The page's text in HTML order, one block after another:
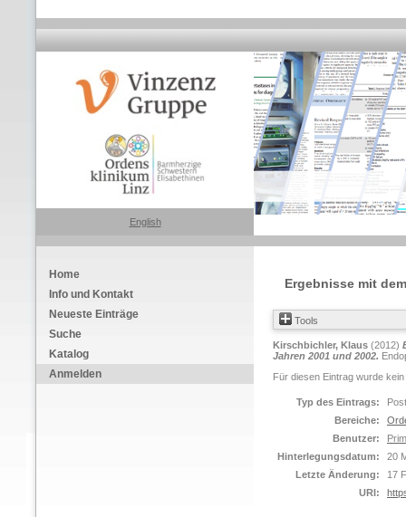
English
Home
Info und Kontakt
Neueste Einträge
Suche
Katalog
Anmelden
Ergebnisse mit
Tools
Kirschbichler, Klaus (2012)
Jahren 2001 und 2002.
Für diesen Eintrag wurde
Typ des Eintrags:
Bereiche:
Benutzer:
Hinterlegungsdatum:
20
Letzte Änderung:
17
URI: